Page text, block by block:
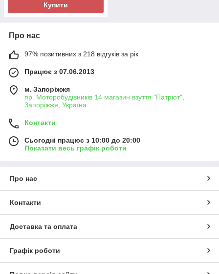
Купити
Про нас
97% позитивних з 218 відгуків за рік
Працює з 07.06.2013
м. Запоріжжя
пр. Моторобудівників 14 магазин взуття "Патріот",
Запоріжжя, Україна
Контакти
Сьогодні працює з 10:00 до 20:00
Показати весь графік роботи
Про нас
Контакти
Доставка та оплата
Графік роботи